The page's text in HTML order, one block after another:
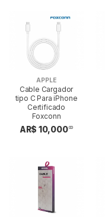
APPLE
Cable Cargador
tipo C Para iPhone
Certificado
Foxconn
AR$ 10,00000